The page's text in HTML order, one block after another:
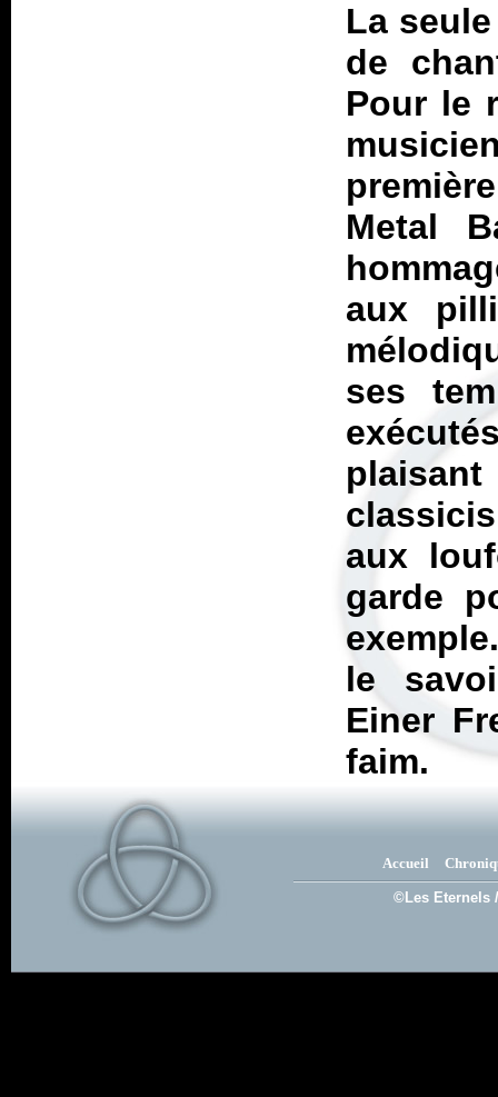
La
de
Pour le
Metal
aux
ses
aux
garde
le
Einer
faim.
Accueil
©Les Eternels